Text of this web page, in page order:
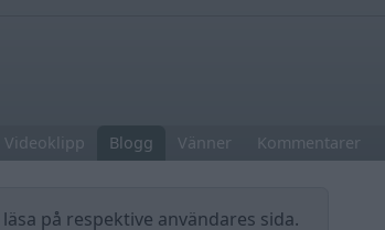
Videoklipp Blogg Vänner Kommentarer
på respektive användares sida.